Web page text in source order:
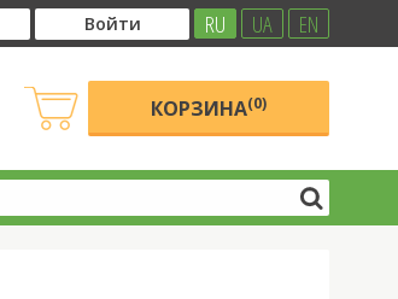
Войти RU UA EN
КОРЗИНА(0)